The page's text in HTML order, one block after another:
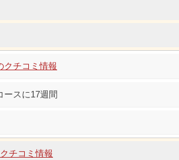
クチコミ情報
ースに17週間
チコミ情報